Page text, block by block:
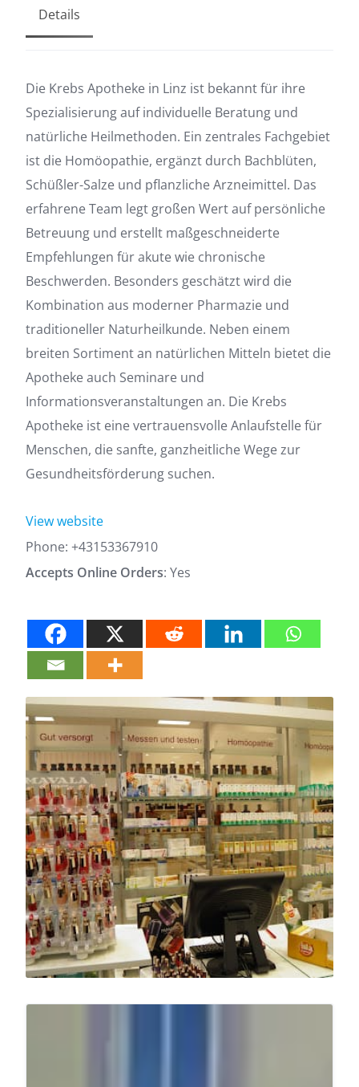
Details
Die Krebs Apotheke in Linz ist bekannt für ihre
Spezialisierung auf individuelle Beratung und
natürliche Heilmethoden. Ein zentrales Fachgebiet
ist die Homöopathie, ergänzt durch Bachblüten,
Schüßler-Salze und pflanzliche Arzneimittel. Das
erfahrene Team legt großen Wert auf persönliche
Betreuung und erstellt maßgeschneiderte
Empfehlungen für akute wie chronische
Beschwerden. Besonders geschätzt wird die
Kombination aus moderner Pharmazie und
traditioneller Naturheilkunde. Neben einem
breiten Sortiment an natürlichen Mitteln bietet die
Apotheke auch Seminare und
Informationsveranstaltungen an. Die Krebs
Apotheke ist eine vertrauensvolle Anlaufstelle für
Menschen, die sanfte, ganzheitliche Wege zur
Gesundheitsförderung suchen.
View website
Phone: +43153367910
Accepts Online Orders: Yes